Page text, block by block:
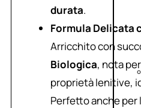
durata.
Formula Delicata
Arricchito con
Biologica, nota
proprietà lenitive,
Perfetto anche per